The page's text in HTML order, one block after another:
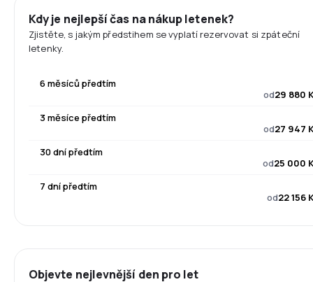
Kdy je nejlepší čas na nákup letenek?
Zjistěte, s jakým předstihem se vyplatí rezervovat si zpáteční
letenky.
6 měsíců předtím
od29 880
3 měsíce předtím
od27 947
30 dní předtím
od25 000
7 dní předtím
od22 156
Objevte nejlevnější den pro let